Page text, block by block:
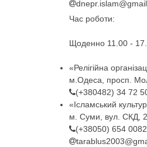
Час роботи:
Щоденно 11.00 -
«Релігійна
м.Одеса, просп.
(+380482) 34 72
«Ісламський
м. Суми, вул. СКД,
(+38050) 654 0082